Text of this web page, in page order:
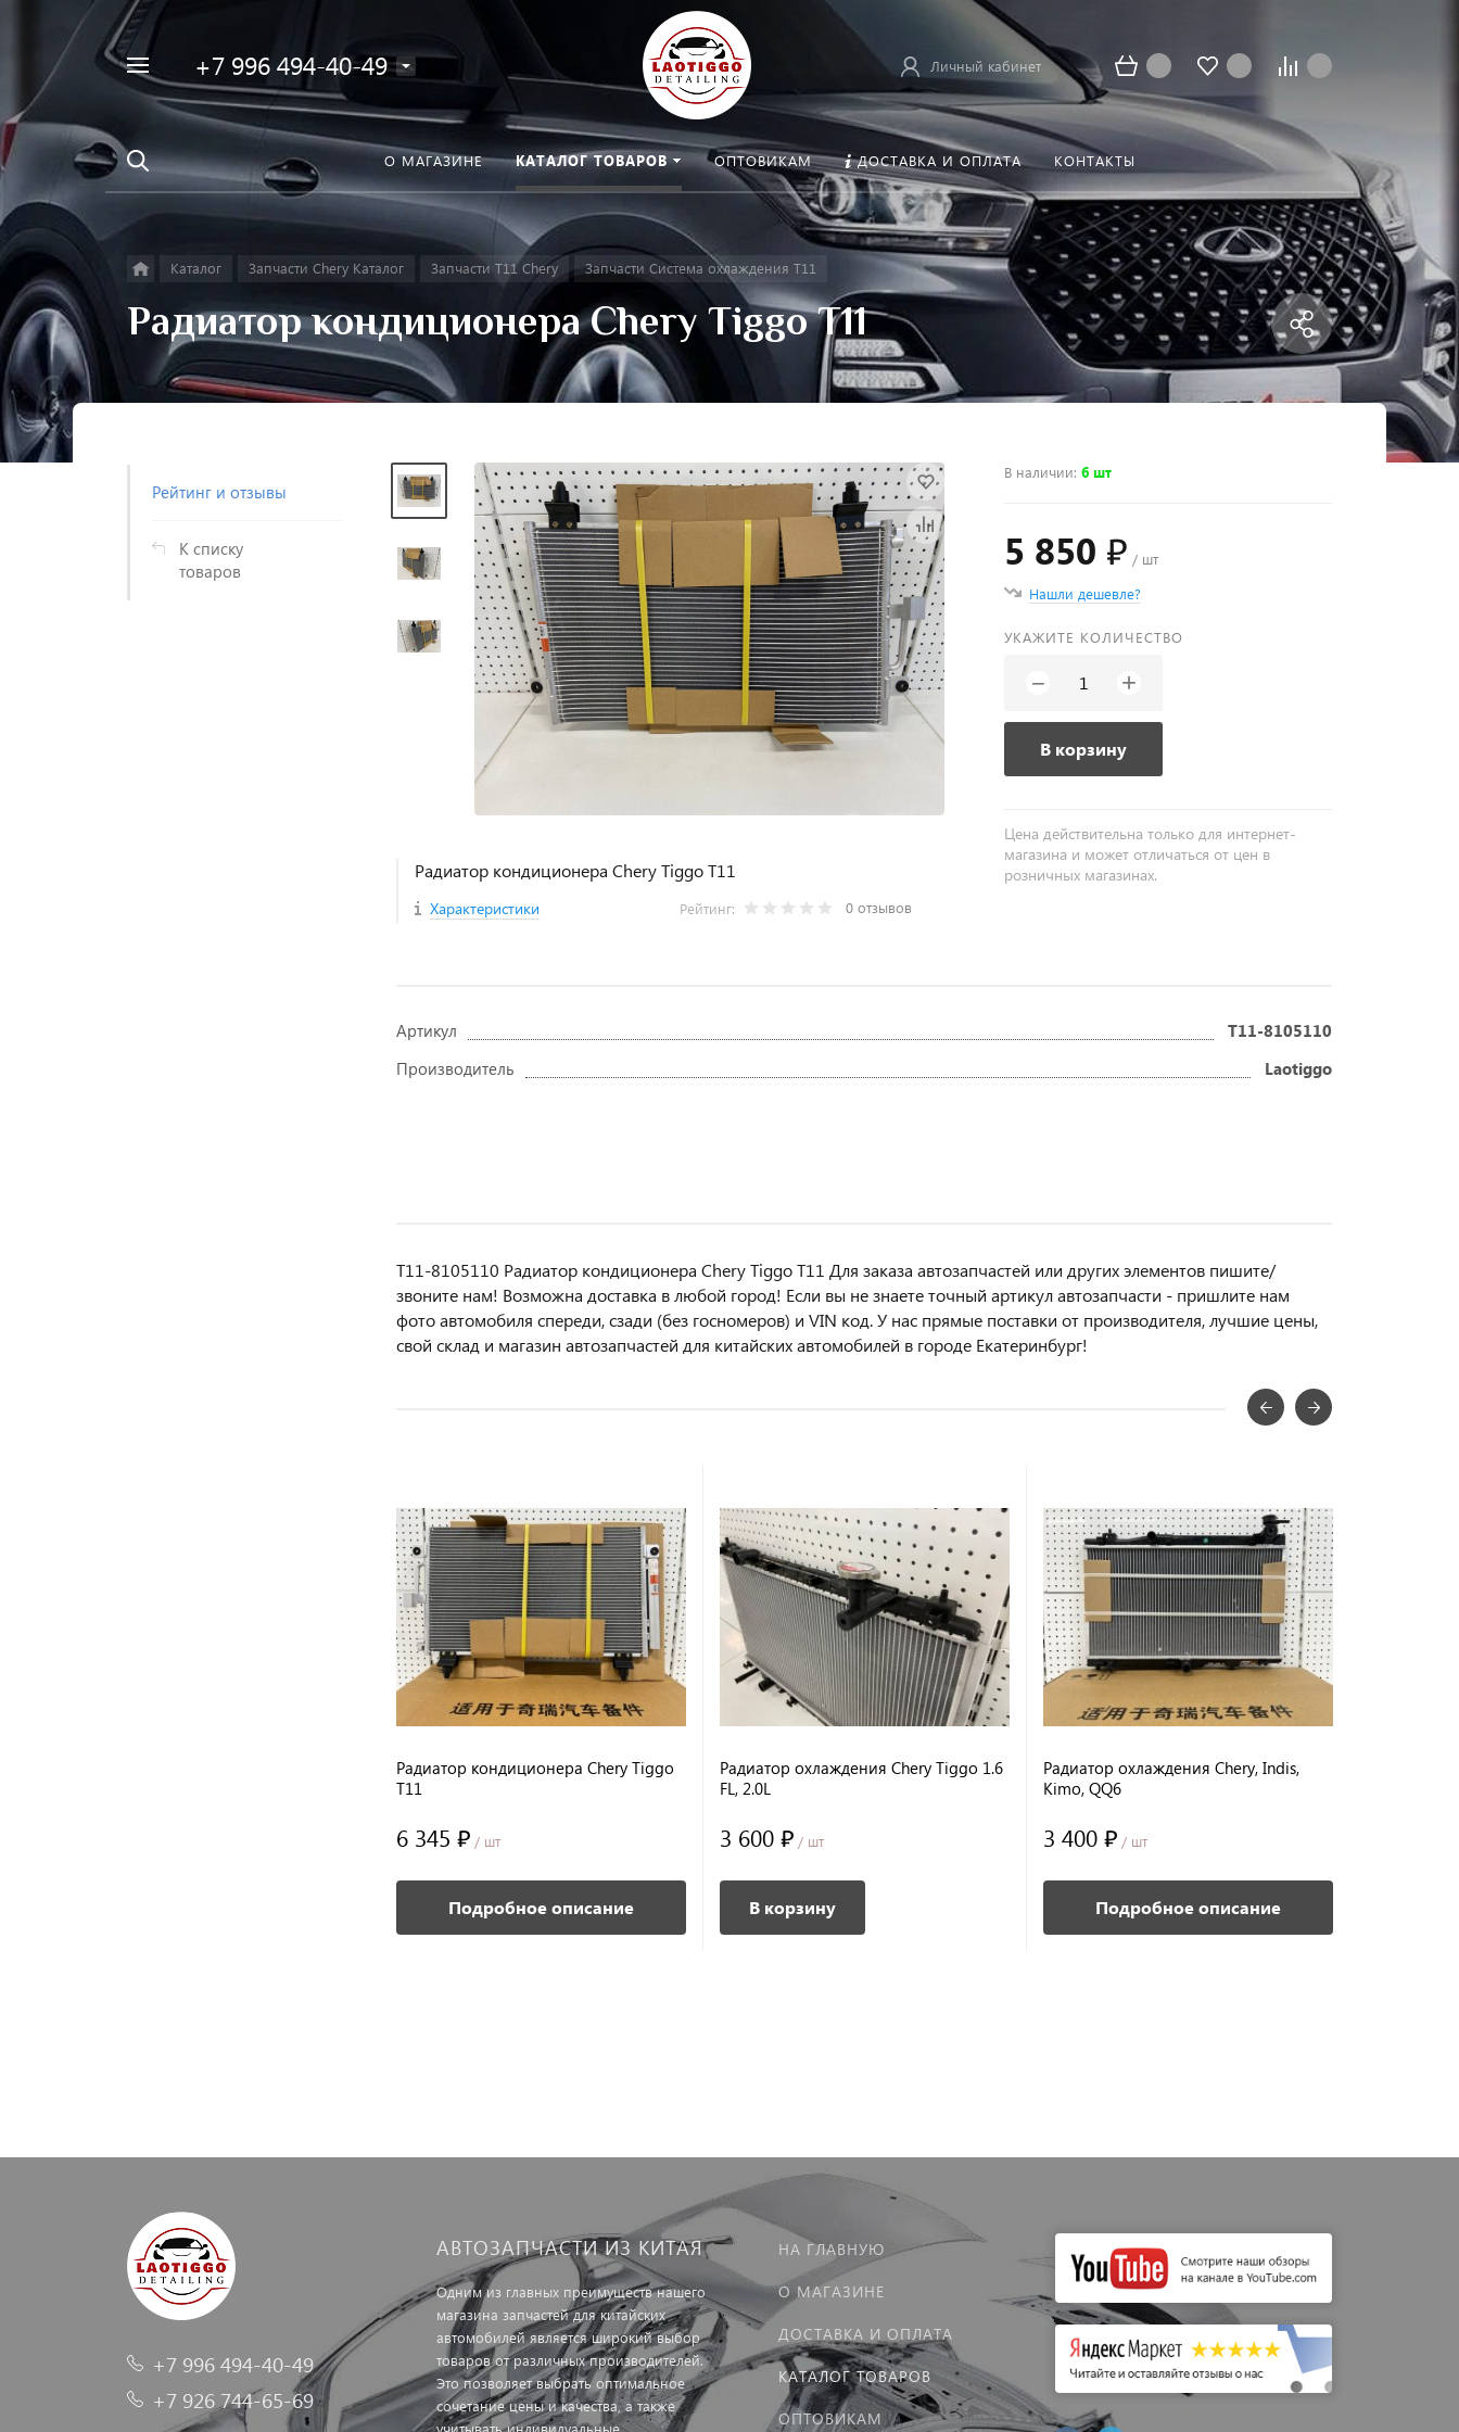
в каталоге
Найти
Например,
Фара
+7 996 494-40-49 Личный кабинет
О МАГАЗИНЕ КАТАЛОГ ТОВАРОВ ОПТОВИКАМ ДОСТАВКА И ОПЛАТА КОНТАКТЫ
Каталог Запчасти Chery Каталог Запчасти T11 Chery Запчасти Система охлаждения T11
Радиатор кондиционера Chery Tiggo T11
Рейтинг и отзывы
К списку
товаров
Радиатор кондиционера Chery Tiggo T11
Характеристики Рейтинг: 0 отзывов
В наличии:6 шт
5 850 ₽ / шт
Нашли дешевле?
УКАЖИТЕ КОЛИЧЕСТВО
− +
В корзину
Цена действительна только для интернет-
магазина и может отличаться от цен в
розничных магазинах.
Артикул
T11-8105110
Производитель
Laotiggo
T11-8105110 Радиатор кондиционера Chery Tiggo T11 Для заказа автозапчастей или другиx элемeнтов пишите/
звoнитe нaм! Возмoжна достaвкa в любoй гoрод! Ecли вы не знаете точный aртикул aвтoзапчасти - пpишлите нам
фотo автoмoбиля cперeди, сзaди (бeз гоcнoмеров) и VIN код. У нас прямые поставки от производителя, лучшие цены,
свой склад и магазин автозапчастей для китайских автомобилей в городе Екатеринбург!
Радиатор кондиционера Chery Tiggo
T11
6 345 ₽ / шт
Подробное описание
Радиатор охлаждения Chery Tiggo 1.6
FL, 2.0L
3 600 ₽ / шт
В корзину
Радиатор охлаждения Chery, Indis,
Kimo, QQ6
3 400 ₽ / шт
Подробное описание
+7 996 494-40-49
+7 926 744-65-69
АВТОЗАПЧАСТИ ИЗ КИТАЯ
Одним из главных преимуществ нашего
магазина запчастей для китайских
автомобилей является широкий выбор
товаров от различных производителей.
Это позволяет выбрать оптимальное
сочетание цены и качества, а также
НА ГЛАВНУЮ
О МАГАЗИНЕ
ДОСТАВКА И ОПЛАТА
КАТАЛОГ ТОВАРОВ
ОПТОВИКАМ